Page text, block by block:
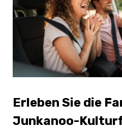
Erleben Sie die
Junkanoo-